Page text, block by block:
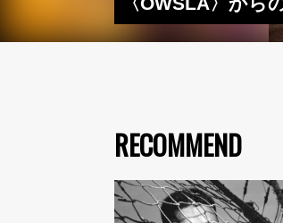
RECOMMEND